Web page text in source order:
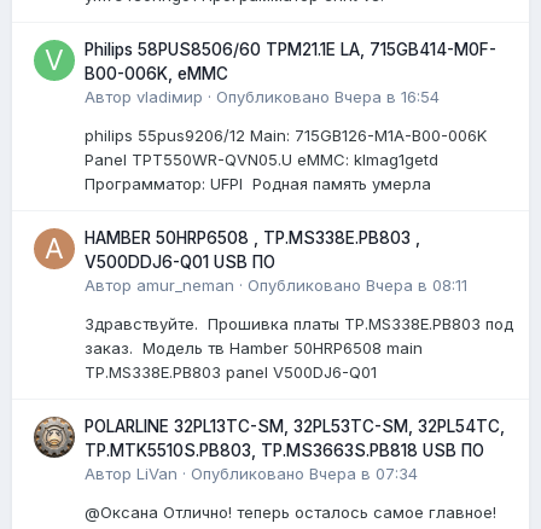
Philips 58PUS8506/60 TPM21.1E LA, 715GB414-M0F-
B00-006K, eMMC
Автор vladiмир · Опубликовано Вчера в 16:54
philips 55pus9206/12 Мain: 715GB126-M1A-B00-006K
Panel TPT550WR-QVN05.U eMMC: klmag1getd
Программатор: UFPI Родная память умерла
HAMBER 50HRP6508 , TP.MS338E.PB803 ,
V500DDJ6-Q01 USB ПО
Автор amur_neman · Опубликовано Вчера в 08:11
Здравствуйте. Прошивка платы TP.MS338E.PB803 под
заказ. Модель тв Hamber 50HRP6508 main
TP.MS338E.PB803 panel V500DJ6-Q01
POLARLINE 32PL13TC-SM, 32PL53TC-SM, 32PL54TC,
TP.MTK5510S.PB803, TP.MS3663S.PB818 USB ПО
Автор LiVan · Опубликовано Вчера в 07:34
@Оксана Отлично! теперь осталось самое главное!